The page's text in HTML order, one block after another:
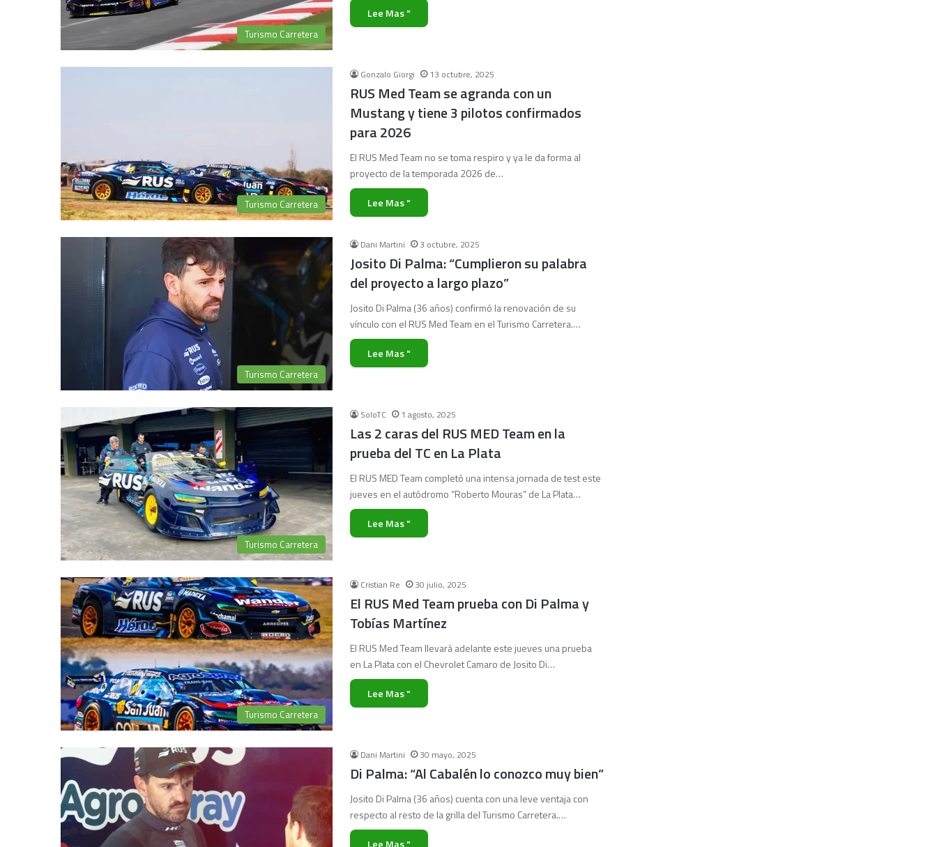
Turismo Carretera
Lee Mas "
Turismo Carretera
Gonzalo Giorgi 13 octubre, 2025
RUS Med Team se agranda con un
Mustang y tiene 3 pilotos confirmados
para 2026
El RUS Med Team no se toma respiro y ya le da forma al
proyecto de la temporada 2026 de…
Lee Mas "
Turismo Carretera
Dani Martini 3 octubre, 2025
Josito Di Palma: “Cumplieron su palabra
del proyecto a largo plazo”
Josito Di Palma (36 años) confirmó la renovación de su
vínculo con el RUS Med Team en el Turismo Carretera.…
Lee Mas "
Turismo Carretera
SoloTC 1 agosto, 2025
Las 2 caras del RUS MED Team en la
prueba del TC en La Plata
El RUS MED Team completó una intensa jornada de test este
jueves en el autódromo “Roberto Mouras” de La Plata…
Lee Mas "
Turismo Carretera
Cristian Re 30 julio, 2025
El RUS Med Team prueba con Di Palma y
Tobías Martínez
El RUS Med Team llevará adelante este jueves una prueba
en La Plata con el Chevrolet Camaro de Josito Di…
Lee Mas "
Dani Martini 30 mayo, 2025
Di Palma: “Al Cabalén lo conozco muy bien”
Josito Di Palma (36 años) cuenta con una leve ventaja con
respecto al resto de la grilla del Turismo Carretera.…
Lee Mas "